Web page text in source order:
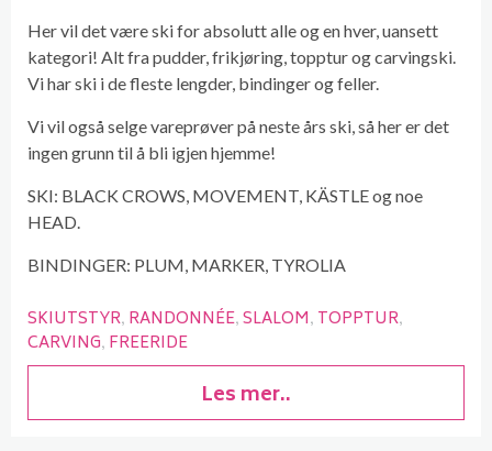
Her vil det være ski for absolutt alle og en hver, uansett
kategori! Alt fra pudder, frikjøring, topptur og carvingski.
Vi har ski i de fleste lengder, bindinger og feller.
Vi vil også selge vareprøver på neste års ski, så her er det
ingen grunn til å bli igjen hjemme!
SKI: BLACK CROWS, MOVEMENT, KÄSTLE og noe
HEAD.
BINDINGER: PLUM, MARKER, TYROLIA
SKIUTSTYR RANDONNÉE SLALOM TOPPTUR
CARVING FREERIDE
Les mer..